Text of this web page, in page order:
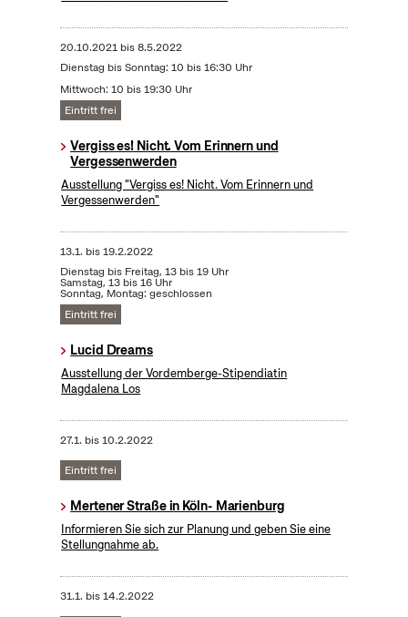
20.10.2021bis8.5.2022
Dienstag bis Sonntag: 10 bis 16:30 Uhr
Mittwoch: 10 bis 19:30 Uhr
Eintritt frei
Vergiss es! Nicht. Vom Erinnern und
Vergessenwerden
Ausstellung "Vergiss es! Nicht. Vom Erinnern und
Vergessenwerden"
13.1. bis19.2.2022
Dienstag bis Freitag, 13 bis 19 Uhr
Samstag, 13 bis 16 Uhr
Sonntag, Montag: geschlossen
Eintritt frei
Lucid Dreams
Ausstellung der Vordemberge-Stipendiatin
Magdalena Los
27.1. bis10.2.2022
Eintritt frei
Mertener Straße in Köln- Marienburg
Informieren Sie sich zur Planung und geben Sie eine
Stellungnahme ab.
31.1. bis14.2.2022